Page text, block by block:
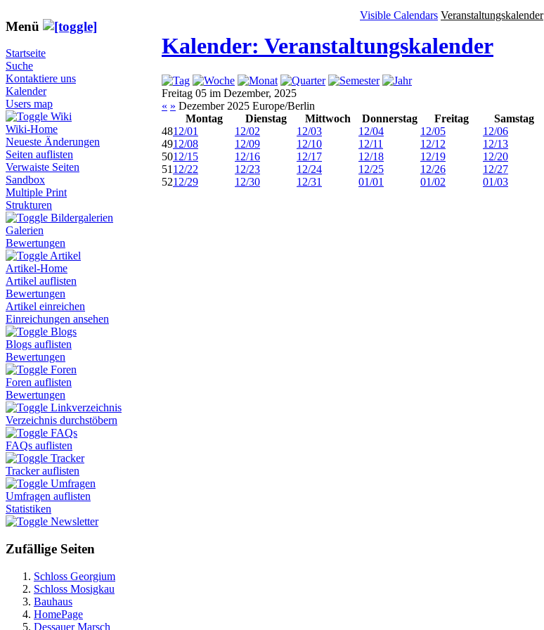
Menü
Startseite
Suche
Kontaktiere uns
Kalender
Users map
Wiki
Wiki-Home
Neueste Änderungen
Seiten auflisten
Verwaiste Seiten
Sandbox
Multiple Print
Strukturen
Bildergalerien
Galerien
Bewertungen
Artikel
Artikel-Home
Artikel auflisten
Bewertungen
Artikel einreichen
Einreichungen ansehen
Blogs
Blogs auflisten
Bewertungen
Foren
Foren auflisten
Bewertungen
Linkverzeichnis
Verzeichnis durchstöbern
FAQs
FAQs auflisten
Tracker
Tracker auflisten
Umfragen
Umfragen auflisten
Statistiken
Newsletter
Zufällige Seiten
Schloss Georgium
Schloss Mosigkau
Bauhaus
HomePage
Dessauer Marsch
Visible Calendars Veranstaltungskalender
Kalender: Veranstaltungskalender
Freitag 05 im Dezember, 2025
« » Dezember 2025 Europe/Berlin
Montag
Dienstag Mittwoch Donnerstag Freitag Samstag
4812/01 12/02 12/03 12/04 12/05 12/06
4912/08 12/09 12/10 12/11 12/12 12/13
5012/15 12/16 12/17 12/18 12/19 12/20
51 12/22 12/23 12/24 12/25 12/26 12/27
5212/29 12/30 12/31 01/01 01/02 01/03